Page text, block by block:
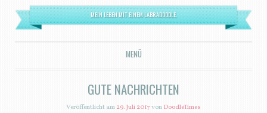
MEIN LEBEN MIT EINEM LABRADOODLE.
MENÜ
ZUM INHALT SPRINGEN
GUTE NACHRICHTEN
Veröffentlicht am29. Juli 2017vonDoodleTimes